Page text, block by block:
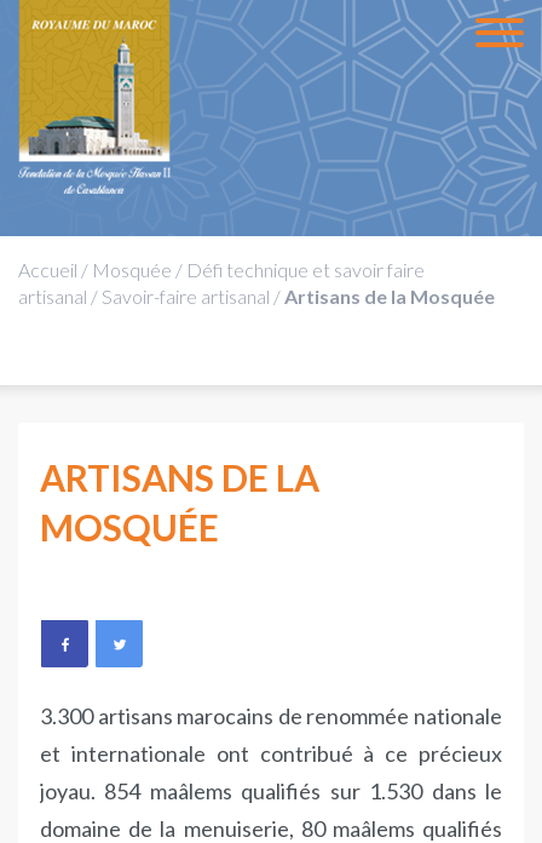
Accueil / Mosquée / Défi technique et savoir faire
artisanal / Savoir-faire artisanal /Artisans de la Mosquée
ARTISANS DE LA
MOSQUÉE
3.300 artisans marocains de renommée nationale
et internationale ont contribué à ce précieux
joyau. 854 maâlems qualifiés sur 1.530 dans le
domaine de la menuiserie, 80 maâlems qualifiés